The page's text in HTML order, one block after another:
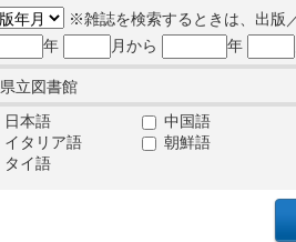
※雑誌を検索するときは、出版
年
月から 年
県立図書館
日本語
中国語
イタリア語
朝鮮語
タイ語